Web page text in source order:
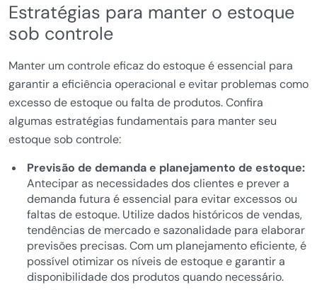
Estratégias para manter o estoque
sob controle
Manter um controle eficaz do estoque é essencial para
garantir a eficiência operacional e evitar problemas como
excesso de estoque ou falta de produtos. Confira
algumas estratégias fundamentais para manter seu
estoque sob controle:
Previsão de demanda e planejamento de estoque:
Antecipar as necessidades dos clientes e prever a
demanda futura é essencial para evitar excessos ou
faltas de estoque. Utilize dados históricos de vendas,
tendências de mercado e sazonalidade para elaborar
previsões precisas. Com um planejamento eficiente, é
possível otimizar os níveis de estoque e garantir a
disponibilidade dos produtos quando necessário.